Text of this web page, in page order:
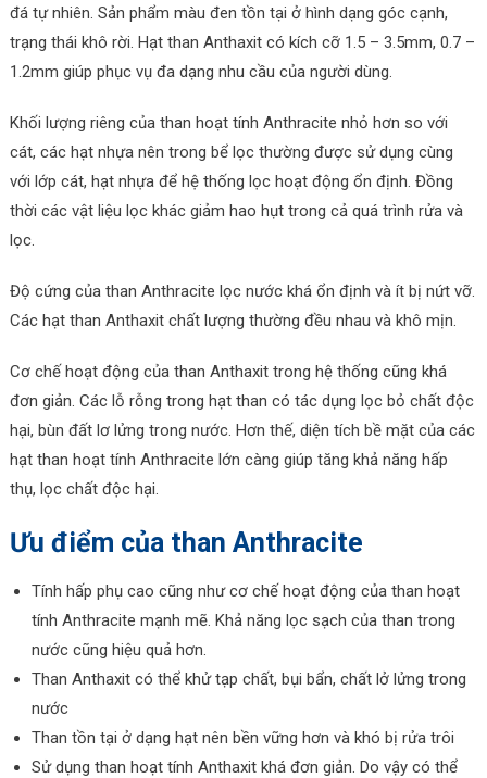
đá tự nhiên. Sản phẩm màu đen tồn tại ở hình dạng góc cạnh,
trạng thái khô rời. Hạt than Anthaxit có kích cỡ 1.5 – 3.5mm, 0.7 –
1.2mm giúp phục vụ đa dạng nhu cầu của người dùng.
Khối lượng riêng của than hoạt tính Anthracite nhỏ hơn so với
cát, các hạt nhựa nên trong bể lọc thường được sử dụng cùng
với lớp cát, hạt nhựa để hệ thống lọc hoạt động ổn định. Đồng
thời các vật liệu lọc khác giảm hao hụt trong cả quá trình rửa và
lọc.
Độ cứng của than Anthracite lọc nước khá ổn định và ít bị nứt vỡ.
Các hạt than Anthaxit chất lượng thường đều nhau và khô mịn.
Cơ chế hoạt động của than Anthaxit trong hệ thống cũng khá
đơn giản. Các lỗ rỗng trong hạt than có tác dụng lọc bỏ chất độc
hại, bùn đất lơ lửng trong nước. Hơn thế, diện tích bề mặt của các
hạt than hoạt tính Anthracite lớn càng giúp tăng khả năng hấp
thụ, lọc chất độc hại.
Ưu điểm của than Anthracite
Tính hấp phụ cao cũng như cơ chế hoạt động của than hoạt
tính Anthracite mạnh mẽ. Khả năng lọc sạch của than trong
nước cũng hiệu quả hơn.
Than Anthaxit có thể khử tạp chất, bụi bẩn, chất lở lửng trong
nước
Than tồn tại ở dạng hạt nên bền vững hơn và khó bị rửa trôi
Sử dụng than hoạt tính Anthaxit khá đơn giản. Do vậy có thể